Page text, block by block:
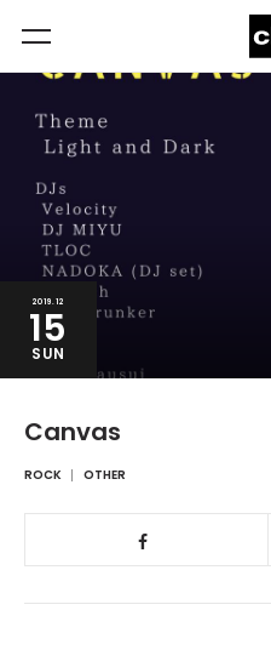
2019.12
15
SUN
Canvas
ROCK OTHER